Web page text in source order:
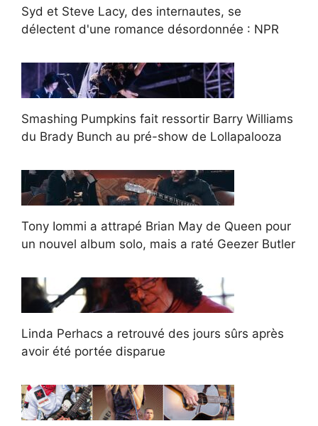
Syd et Steve Lacy, des internautes, se
délectent d'une romance désordonnée : NPR
Smashing Pumpkins fait ressortir Barry Williams
du Brady Bunch au pré-show de Lollapalooza
Tony Iommi a attrapé Brian May de Queen pour
un nouvel album solo, mais a raté Geezer Butler
Linda Perhacs a retrouvé des jours sûrs après
avoir été portée disparue